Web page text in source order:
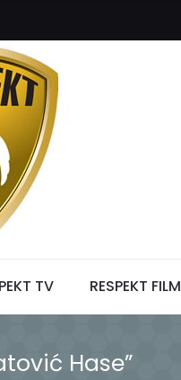
TV RESPEKT FILM
Hase”